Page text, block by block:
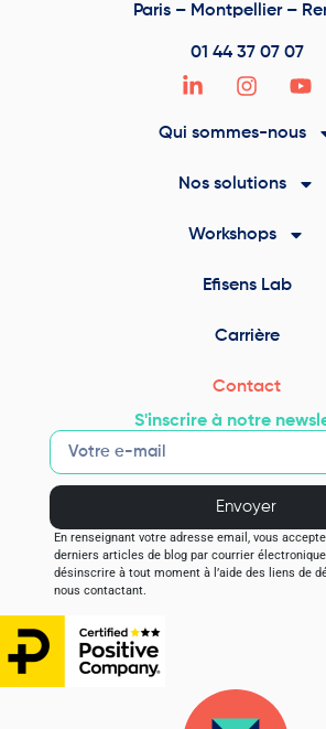
Paris – Montpellier –
01 44 37 07 07
Qui sommes-nous
Nos solutions
Workshops
Efisens Lab
Carrière
Contact
S'inscrire à notre
Envoyer
En renseignant votre adresse email, vous
derniers articles de blog par courrier
désinscrire à tout moment à l’aide des liens de
nous contactant.